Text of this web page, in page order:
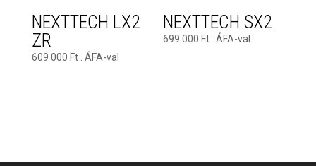
NEXTTECH LX2
ZR
609 000 Ft . ÁFA-val
NEXTTECH SX2
699 000 Ft . ÁFA-val